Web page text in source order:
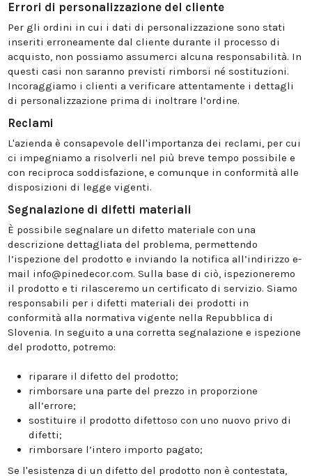
Errori di personalizzazione del cliente
Per gli ordini in cui i dati di personalizzazione sono stati
inseriti erroneamente dal cliente durante il processo di
acquisto, non possiamo assumerci alcuna responsabilità. In
questi casi non saranno previsti rimborsi né sostituzioni.
Incoraggiamo i clienti a verificare attentamente i dettagli
di personalizzazione prima di inoltrare l’ordine.
Reclami
L'azienda è consapevole dell'importanza dei reclami, per cui
ci impegniamo a risolverli nel più breve tempo possibile e
con reciproca soddisfazione, e comunque in conformità alle
disposizioni di legge vigenti.
Segnalazione di difetti materiali
È possibile segnalare un difetto materiale con una
descrizione dettagliata del problema, permettendo
l’ispezione del prodotto e inviando la notifica all’indirizzo e-
mail info@pinedecor.com. Sulla base di ciò, ispezioneremo
il prodotto e ti rilasceremo un certificato di servizio. Siamo
responsabili per i difetti materiali dei prodotti in
conformità alla normativa vigente nella Repubblica di
Slovenia. In seguito a una corretta segnalazione e ispezione
del prodotto, potremo:
riparare il difetto del prodotto;
rimborsare una parte del prezzo in proporzione
all’errore;
sostituire il prodotto difettoso con uno nuovo privo di
difetti;
rimborsare l’intero importo pagato;
Se l'esistenza di un difetto del prodotto non è contestata,